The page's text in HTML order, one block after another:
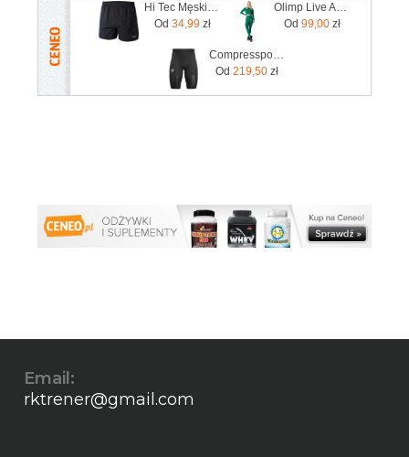
Hi Tec Męskie Szorty Sportowe Matt
Od 34,99 zł
Olimp Live And Fight Damskie legginsy z wysokim stanem Olimp WMS Functional Leggings XS
Od 99,00 zł
Compressport Kompresyjne Trail Under Control Short
Od 219,50 zł
Email:
rktrener@gmail.com